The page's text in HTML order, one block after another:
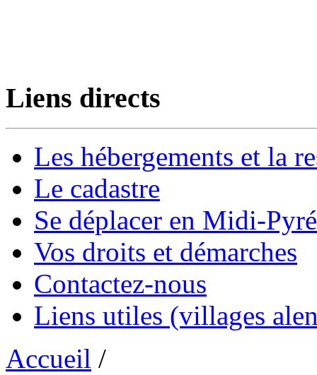
Liens directs
Les hébergements et la
Le cadastre
Se déplacer en Midi-
Vos droits et démarches
Contactez-nous
Liens utiles (villages
Accueil /